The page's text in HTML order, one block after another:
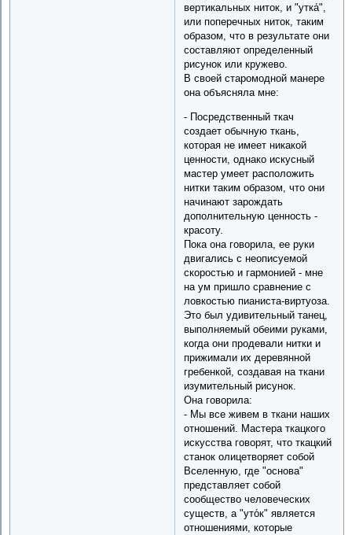
вертикальных ниток, и "утка́",
или поперечных ниток, таким
образом, что в результате они
составляют определенный
рисунок или кружево.
В своей старомодной манере
она объясняла мне:
- Посредственный ткач
создает обычную ткань,
которая не имеет никакой
ценности, однако искусный
мастер умеет расположить
нитки таким образом, что они
начинают зарождать
дополнительную ценность -
красоту.
Пока она говорила, ее руки
двигались с неописуемой
скоростью и гармонией - мне
на ум пришло сравнение с
ловкостью пианиста-виртуоза.
Это был удивительный танец,
выполняемый обеими руками,
когда они продевали нитки и
прижимали их деревянной
гребенкой, создавая на ткани
изумительный рисунок.
Она говорила:
- Мы все живем в ткани наших
отношений. Мастера ткацкого
искусства говорят, что ткацкий
станок олицетворяет собой
Вселенную, где "основа"
представляет собой
сообщество человеческих
существ, а "уто́к" является
отношениями, которые